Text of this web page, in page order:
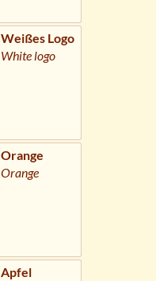
Weißes Logo
White logo
Orange
Orange
Apfel